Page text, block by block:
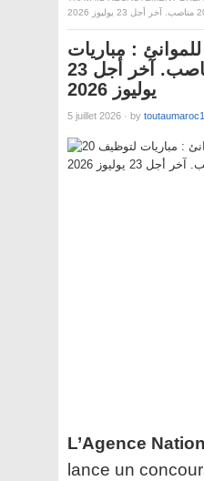
للموانئ : مباريات
لتوظيف 20 مناصب. آخر أجل 23
يوليوز 2026
5 juillet 2026 · by
L’Agence
lance un